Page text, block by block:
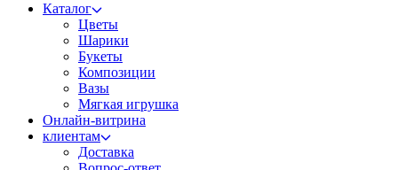
Каталог
Цветы
Шарики
Букеты
Композиции
Вазы
Мягкая игрушка
Онлайн-витрина
клиентам
Доставка